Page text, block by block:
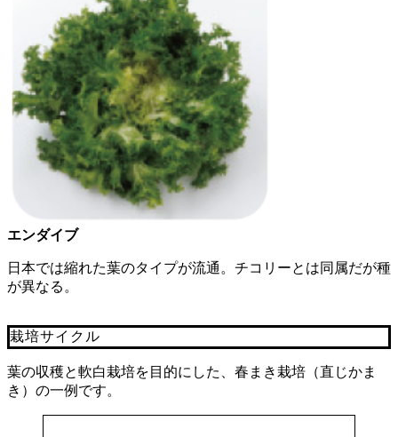
エンダイブ
日本では縮れた葉のタイプが流通。チコリーとは同属だが種
が異なる。
栽培サイクル
葉の収穫と軟白栽培を目的にした、春まき栽培（直じかま
き）の一例です。